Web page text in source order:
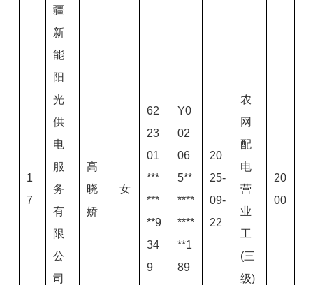
1
7
疆
新
能
阳
光
供
电
服
务
有
限
公
司
高
晓
娇
女
62
23
01
***
***
**9
34
9
Y0
02
06
5**
****
****
**1
89
20
25-
09-
22
农
网
配
电
营
业
工
(三
级)
20
00